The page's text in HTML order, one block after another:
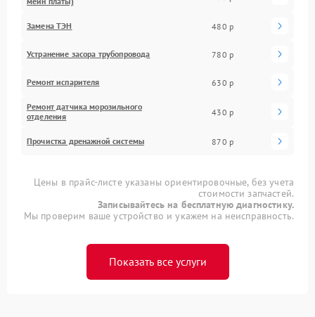
Замена ТЭН 480 р
Устранение засора трубопровода 780 р
Ремонт испарителя 630 р
Ремонт датчика морозильного
отделения
430 р
Прочистка дренажной системы 870 р
Цены в прайс-листе указаны ориентировочные, без учета
стоимости запчастей.
Записывайтесь на бесплатную диагностику.
Мы проверим ваше устройство и укажем на неисправность.
Показать все услуги